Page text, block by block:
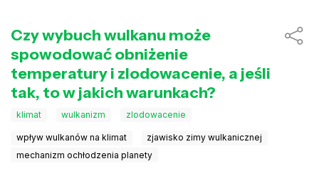
Czy wybuch wulkanu może
spowodować obniżenie
temperatury i zlodowacenie, a jeśli
tak, to w jakich warunkach?
klimat wulkanizm zlodowacenie
wpływ wulkanów na klimat
zjawisko zimy wulkanicznej
mechanizm ochłodzenia planety